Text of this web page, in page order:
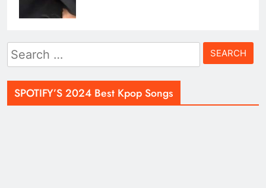
Search
for:
SPOTIFY’S 2024 Best Kpop Songs